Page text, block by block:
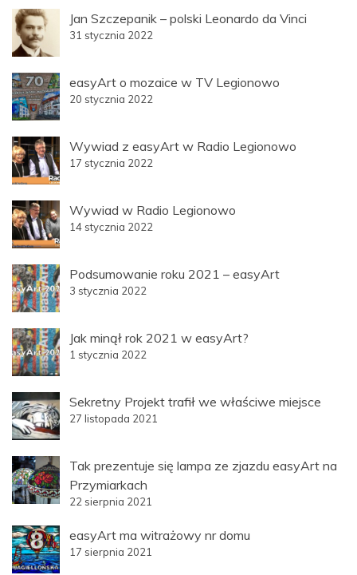
Jan Szczepanik – polski Leonardo da Vinci
31 stycznia 2022
easyArt o mozaice w TV Legionowo
20 stycznia 2022
Wywiad z easyArt w Radio Legionowo
17 stycznia 2022
Wywiad w Radio Legionowo
14 stycznia 2022
Podsumowanie roku 2021 – easyArt
3 stycznia 2022
Jak minął rok 2021 w easyArt?
1 stycznia 2022
Sekretny Projekt trafił we właściwe miejsce
27 listopada 2021
Tak prezentuje się lampa ze zjazdu easyArt na
Przymiarkach
22 sierpnia 2021
easyArt ma witrażowy nr domu
17 sierpnia 2021